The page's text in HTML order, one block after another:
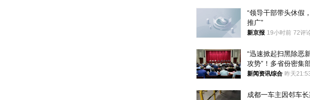
“领导干部带头休假
推广”
新京报 19小时前 72评
“迅速掀起扫黑除恶
攻势”！多省份密集部
公布举报方式
新闻资讯综合 昨天
成都一车主因邻车